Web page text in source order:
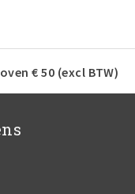
€ 50 (excl BTW)